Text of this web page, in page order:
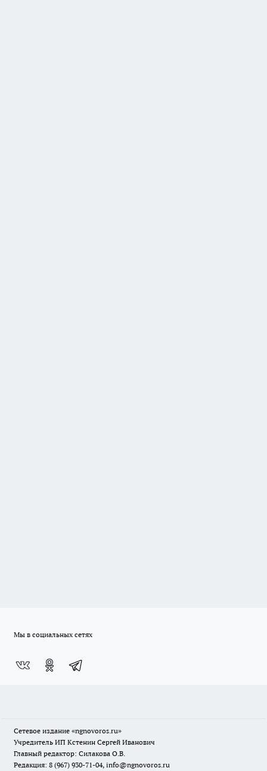
Мы в социальных сетях
Сетевое издание «ngnovoros.ru»
Учредитель ИП Кстенин Сергей Иванович
Главный редактор: Силакова О.В.
Редакция: 8 (967) 930-71-04, info@ngnovoros.ru